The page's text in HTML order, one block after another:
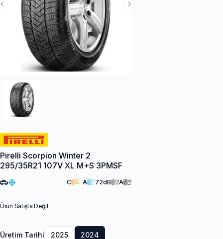
Next Slide
Previous Slide
Pirelli Scorpion Winter 2
295/35R21 107V XL M+S 3PMSF
C A 72dB A
Ürün Satışta Değil
Üretim Tarihi 2025 2024